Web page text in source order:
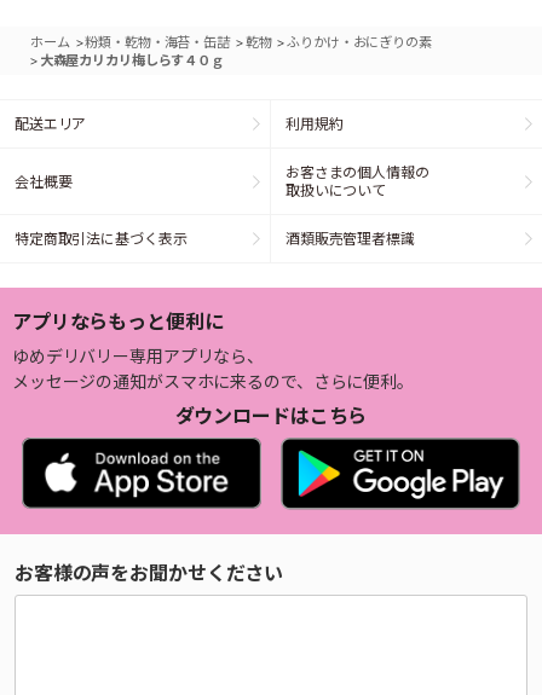
ホーム >粉類・乾物・海苔・缶詰 >乾物 >ふりかけ・おにぎりの素
> 大森屋カリカリ梅しらす４０ｇ
配送エリア 利用規約
会社概要
お客さまの個人情報の
取扱いについて
特定商取引法に基づく表示 酒類販売管理者標識
アプリならもっと便利に
ゆめデリバリー専用アプリなら、
メッセージの通知がスマホに来るので、さらに便利。
ダウンロードはこちら
お客様の声をお聞かせください